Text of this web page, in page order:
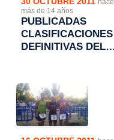
hace
más de 14 años
PUBLICADAS
CLASIFICACIONES
DEFINITIVAS DEL I